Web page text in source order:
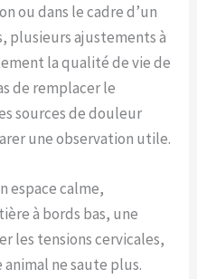
ou dans le cadre d’un
plusieurs ajustements à
la qualité de vie de
de remplacer le
sources de douleur
une observation utile.
espace calme,
à bords bas, une
les tensions cervicales,
animal ne saute plus.